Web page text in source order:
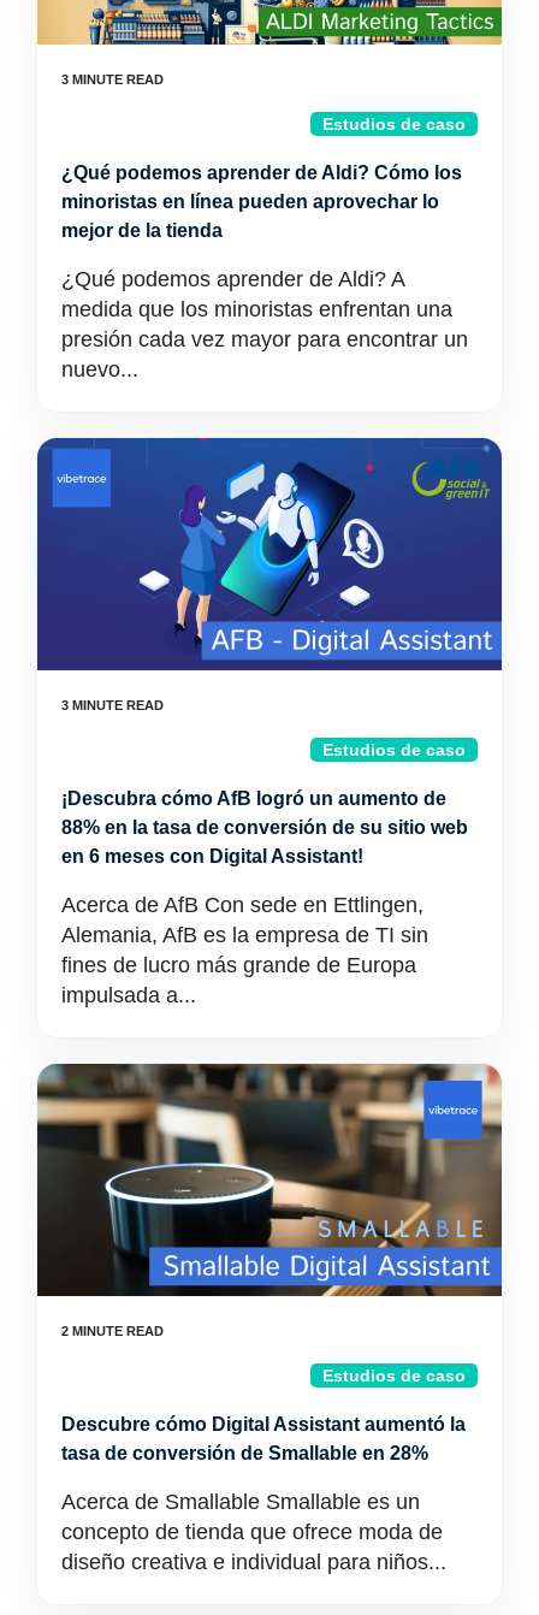
Estudios de caso
¿Qué podemos aprender de Aldi? Cómo los
minoristas en línea pueden aprovechar lo
mejor de la tienda
¿Qué podemos aprender de Aldi? A
medida que los minoristas enfrentan una
presión cada vez mayor para encontrar un
nuevo...
Estudios de caso
¡Descubra cómo AfB logró un aumento de
88% en la tasa de conversión de su sitio web
en 6 meses con Digital Assistant!
Acerca de AfB Con sede en Ettlingen,
Alemania, AfB es la empresa de TI sin
fines de lucro más grande de Europa
impulsada a...
Estudios de caso
Descubre cómo Digital Assistant aumentó la
tasa de conversión de Smallable en 28%
Acerca de Smallable Smallable es un
concepto de tienda que ofrece moda de
diseño creativa e individual para niños...